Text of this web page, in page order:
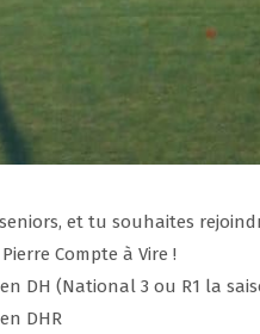
et tu souhaites
Compte à Vire !
DH (National 3 ou R1 la
DHR